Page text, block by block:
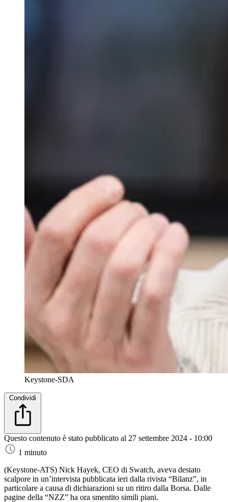
Keystone-SDA
Condividi
Questo contenuto è stato pubblicato al 27 settembre 2024 - 10:00
1 minuto
(Keystone-ATS) Nick Hayek, CEO di Swatch, aveva destato
scalpore in un’intervista pubblicata ieri dalla rivista “Bilanz”, in
particolare a causa di dichiarazioni su un ritiro dalla Borsa. Dalle
pagine della “NZZ” ha ora smentito simili piani.